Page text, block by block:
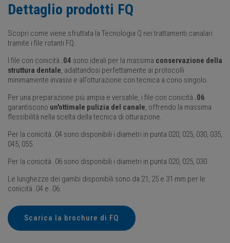
Dettaglio prodotti FQ
Scopri come viene sfruttata la Tecnologia Q nei trattamenti canalari
tramite i file rotanti FQ.
I file con conicità .04 sono ideali per la massima conservazione della
struttura dentale, adattandosi perfettamente ai protocolli
minimamente invasivi e all’otturazione con tecnica a cono singolo.
Per una preparazione più ampia e versatile, i file con conicità .06
garantiscono un'ottimale pulizia del canale, offrendo la massima
flessibilità nella scelta della tecnica di otturazione.
Per la conicità .04 sono disponibili i diametri in punta 020, 025, 030, 035,
045, 055.
Per la conicità .06 sono disponibili i diametri in punta 020, 025, 030.
Le lunghezze dei gambi disponibili sono da 21, 25 e 31 mm per le
conicità .04 e .06.
Scarica la brochure di FQ